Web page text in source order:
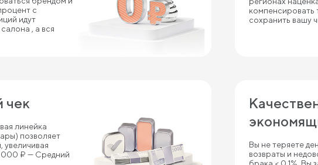
с
идут
, а вся
компенсировать
сохранить вашу
чек
линейка
позволяет
увеличивая
000 ₽ — Средний
Вы не теряете
возвраты и
брака < 0,1%. Вы